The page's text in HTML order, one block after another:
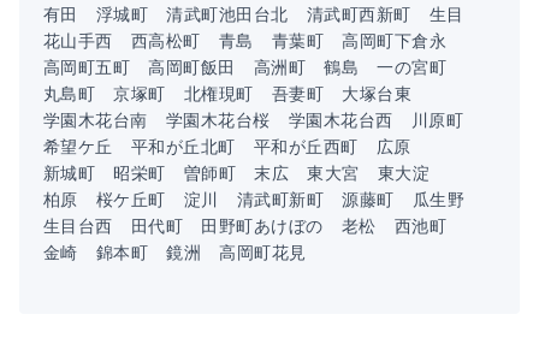
有田
浮城町 清武町池田台北 清武町西新町
生目
花山手西
西高松町 青島 青葉町
高岡町下倉永
高岡町五町
高岡町飯田 高洲町 鶴島
一の宮町
丸島町
京塚町 北権現町 吾妻町
大塚台東
学園木花台南
学園木花台桜 学園木花台西
川原町
希望ケ丘
平和が丘北町 平和が丘西町
広原
新城町
昭栄町 曽師町 末広 東大宮
東大淀
柏原
桜ケ丘町 淀川 清武町新町 源藤町
瓜生野
生目台西
田代町 田野町あけぼの 老松
西池町
金崎
錦本町 鏡洲 高岡町花見